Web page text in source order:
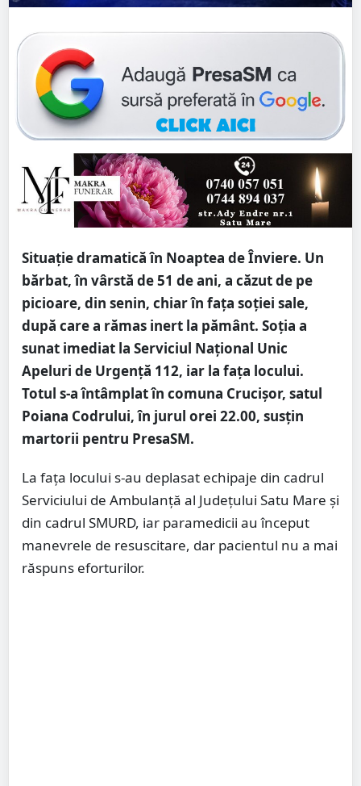
Situație dramatică în Noaptea de Înviere. Un
bărbat, în vârstă de 51 de ani, a căzut de pe
picioare, din senin, chiar în fața soției sale,
după care a rămas inert la pământ. Soția a
sunat imediat la Serviciul Național Unic
Apeluri de Urgență 112, iar la fața locului.
Totul s-a întâmplat în comuna Crucișor, satul
Poiana Codrului, în jurul orei 22.00, susțin
martorii pentru PresaSM.
La fața locului s-au deplasat echipaje din cadrul
Serviciului de Ambulanță al Județului Satu Mare și
din cadrul SMURD, iar paramedicii au început
manevrele de resuscitare, dar pacientul nu a mai
răspuns eforturilor.